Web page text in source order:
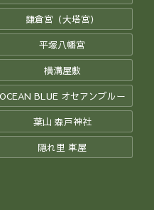
鎌倉宮（大塔宮）
平塚八幡宮
横溝屋敷
OCEAN BLUE オセアンブルー
葉山 森戸神社
隠れ里 車屋